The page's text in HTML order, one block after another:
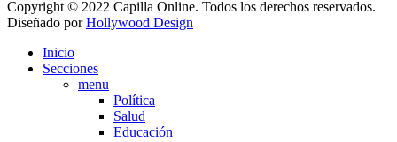
Copyright © 2022 Capilla Online. Todos los derechos reservados.
Diseñado porHollywood Design
Inicio
Secciones
menu
Política
Salud
Educación